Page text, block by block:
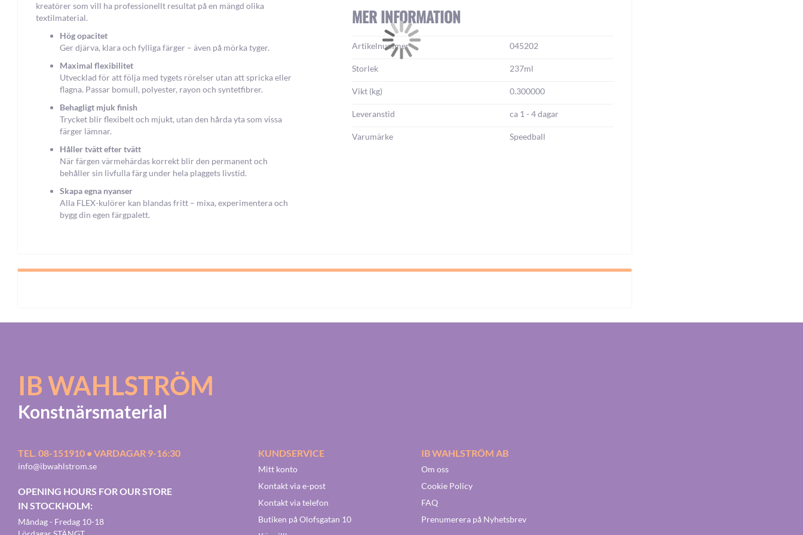
kreatörer som vill ha professionellt resultat på en mängd olika
textilmaterial.
Hög opacitet
Ger djärva, klara och fylliga färger – även på mörka tyger.
Maximal flexibilitet
Utvecklad för att följa med tygets rörelser utan att spricka eller
flagna. Passar bomull, polyester, rayon och syntetfibrer.
Behagligt mjuk finish
Trycket blir flexibelt och mjukt, utan den hårda yta som vissa
färger lämnar.
Håller tvätt efter tvätt
När färgen värmehärdas korrekt blir den permanent och
behåller sin livfulla färg under hela plaggets livstid.
Skapa egna nyanser
Alla FLEX-kulörer kan blandas fritt – mixa, experimentera och
bygg din egen färgpalett.
MER INFORMATION
Mer
information:
Artikelnummer 045202
Storlek 237ml
Vikt (kg) 0.300000
Leveranstid ca 1 - 4 dagar
Varumärke Speedball
IB WAHLSTRÖM
Konstnärsmaterial
TEL. 08-151910 • VARDAGAR 9-16:30
info@ibwahlstrom.se
OPENING HOURS FOR OUR STORE
IN STOCKHOLM:
Måndag - Fredag 10-18
KUNDSERVICE
Mitt konto
Kontakt via e-post
Kontakt via telefon
Butiken på Olofsgatan 10
IB WAHLSTRÖM AB
Om oss
Cookie Policy
FAQ
Prenumerera på Nyhetsbrev